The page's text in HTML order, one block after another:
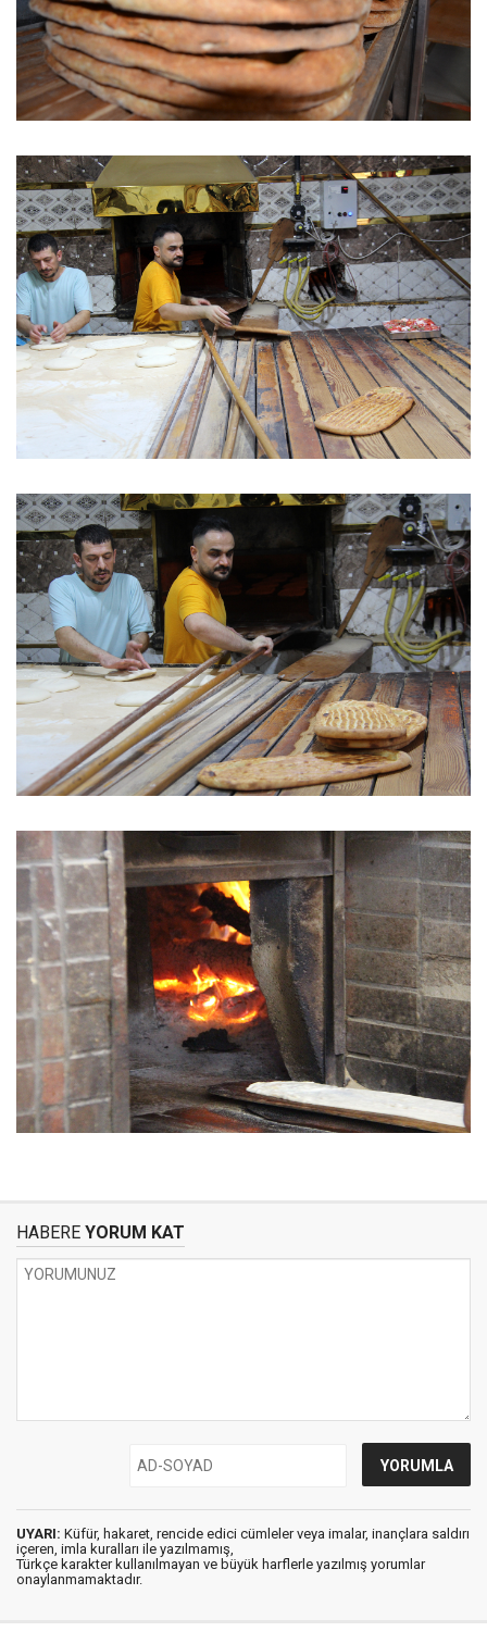
HABERE YORUM KAT
UYARI: Küfür, hakaret, rencide edici cümleler veya imalar, inançlara saldırı
içeren, imla kuralları ile yazılmamış,
Türkçe karakter kullanılmayan ve büyük harflerle yazılmış yorumlar
onaylanmamaktadır.